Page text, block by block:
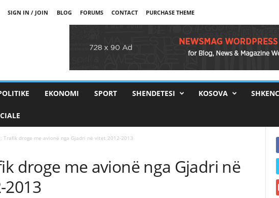
SIGN IN / JOIN BLOG FORUMS CONTACT PURCHASE THEME
EKONOMI SPORT SHENDETESI KOSOVA
Trafik droge me avionë nga Gjadri në vitet 2012-2013
droge me avionë nga Gjadri në
2013